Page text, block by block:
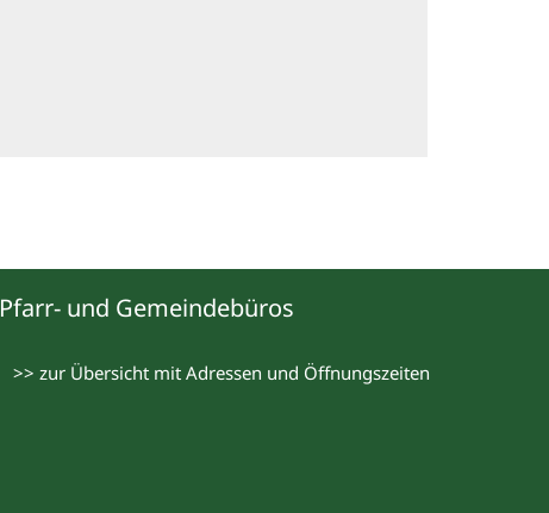
Pfarr- und Gemeindebüros
>> zur Übersicht mit Adressen und Öffnungszeiten